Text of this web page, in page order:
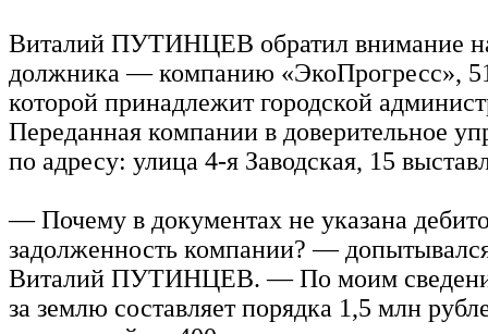
Виталий ПУТИНЦЕВ обратил внимание
должника — компанию «ЭкоПрогресс»,
которой принадлежит городской
Переданная компании в доверительное
по адресу: улица 4-я Заводская, 15
— Почему в документах не указана
задолженность компании? —
Виталий ПУТИНЦЕВ. — По моим
за землю составляет порядка 1,5 млн